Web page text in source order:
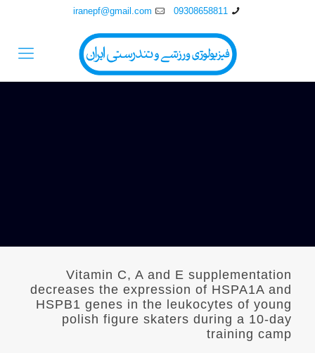
09308658811
iranepf@gmail.com
Vitamin C, A and E supplementation
decreases the expression of HSPA1A and
HSPB1 genes in the leukocytes of young
polish figure skaters during a 10-day
training camp